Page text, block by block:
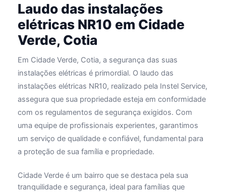
Laudo das instalações
elétricas NR10 em Cidade
Verde, Cotia
Em Cidade Verde, Cotia, a segurança das suas
instalações elétricas é primordial. O laudo das
instalações elétricas NR10, realizado pela Instel Service,
assegura que sua propriedade esteja em conformidade
com os regulamentos de segurança exigidos. Com
uma equipe de profissionais experientes, garantimos
um serviço de qualidade e confiável, fundamental para
a proteção de sua família e propriedade.
Cidade Verde é um bairro que se destaca pela sua
tranquilidade e segurança, ideal para famílias que